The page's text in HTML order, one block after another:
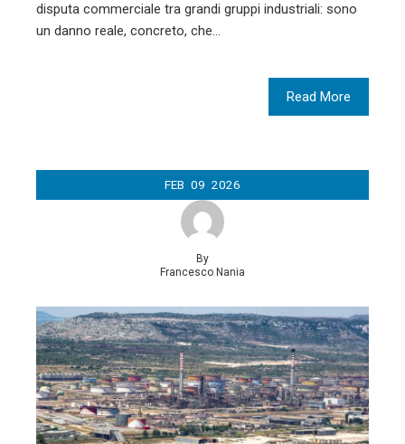
disputa commerciale tra grandi gruppi industriali: sono
un danno reale, concreto, che…
Read More
FEB 09 2026
By
Francesco Nania